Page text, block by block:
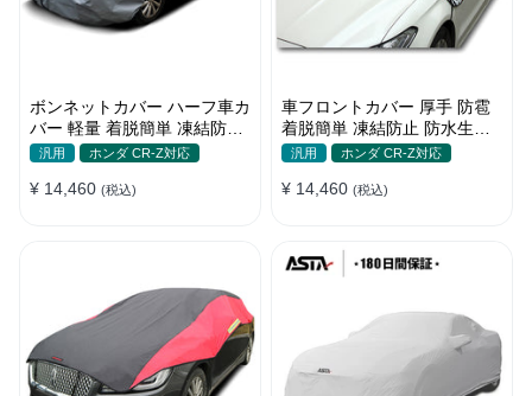
ボンネットカバー ハーフ車カ
バー 軽量 着脱簡単 凍結防止
裏起毛 防水防塵 四季
汎用 ホンダ CR-Z対応
¥ 14,460 (税込)
車フロントカバー 厚手 防雹
着脱簡単 凍結防止 防水生地
可愛い 軽量 汚れから守る 四
汎用 ホンダ CR-Z対応
¥ 14,460 (税込)